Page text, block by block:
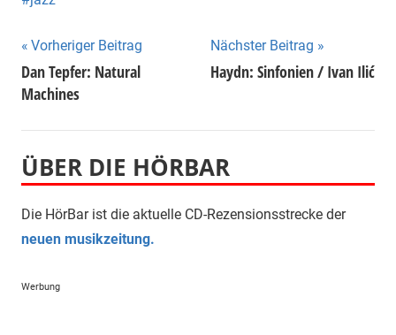
Beitragsnavigation
Vorheriger Beitrag
Dan Tepfer: Natural
Machines
Nächster Beitrag
Haydn: Sinfonien / Ivan Ilić
ÜBER DIE HÖRBAR
Die HörBar ist die aktuelle CD-Rezensionsstrecke der
neuen musikzeitung.
Werbung